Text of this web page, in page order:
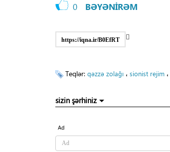
0 BƏYƏNİRƏM
https://iqna.ir/B0EfRT
Teqlər: qəzzə zolağı ، sionist rejim ،
sizin şərhiniz
Ad